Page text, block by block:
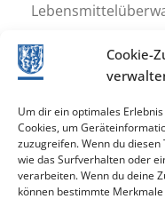
Cookie-
Um dir ein optimales
Cookies, um
zuzugreifen. Wenn du
wie das Surfverhalten oder
verarbeiten. Wenn du deine
können bestimmte
ProstSchG
Gesundheitliche
Für Sie zuständig:
21 Telefax: 09281